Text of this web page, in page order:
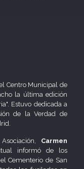
Centro Municipal de
la última edición
Estuvo dedicada a
de la Verdad de
Carmen
informó de los
Cementerio de San